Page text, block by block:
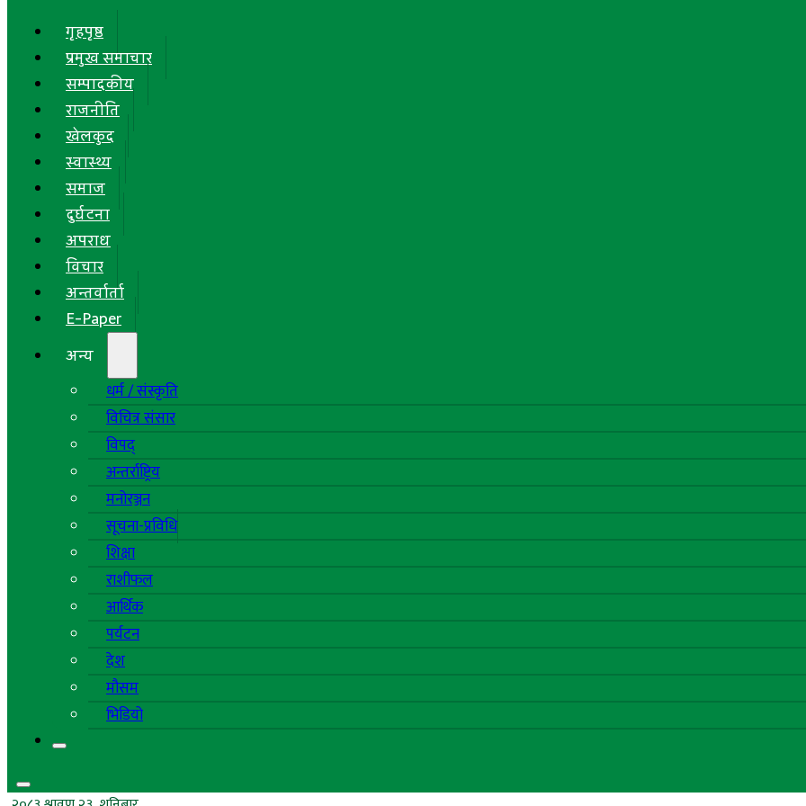
गृहपृष्ठ
प्रमुख समाचार
सम्पादकीय
राजनीति
खेलकुद
स्वास्थ्य
समाज
दुर्घटना
अपराध
विचार
अन्तर्वार्ता
E-Paper
अन्य
धर्म / संस्कृति
विचित्र संसार
विपद्
अन्तर्राष्ट्रिय
मनोरञ्जन
सूचना-प्रविधि
शिक्षा
राशीफल
आर्थिक
पर्यटन
देश
मौसम
भिडियो